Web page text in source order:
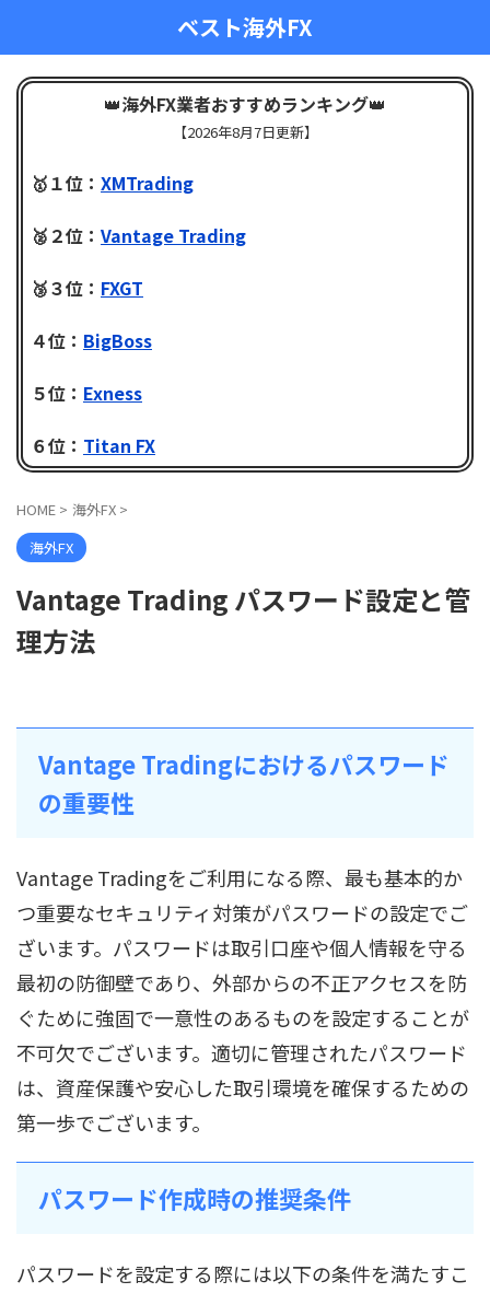
ベスト海外FX
👑海外FX業者おすすめランキング👑
【2026年8月7日更新】
🥇１位： XMTrading
🥈２位： Vantage Trading
🥉３位： FXGT
４位： BigBoss
５位： Exness
６位： Titan FX
HOME > 海外FX >
海外FX
Vantage Trading パスワード設定と管
理方法
Vantage Tradingにおけるパスワード
の重要性
Vantage Tradingをご利用になる際、最も基本的か
つ重要なセキュリティ対策がパスワードの設定でご
ざいます。パスワードは取引口座や個人情報を守る
最初の防御壁であり、外部からの不正アクセスを防
ぐために強固で一意性のあるものを設定することが
不可欠でございます。適切に管理されたパスワード
は、資産保護や安心した取引環境を確保するための
第一歩でございます。
パスワード作成時の推奨条件
パスワードを設定する際には以下の条件を満たすこ